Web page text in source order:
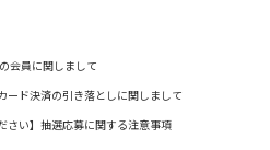
会員に関しまして
ド決済の引き落としに関しまして
い】抽選応募に関する注意事項